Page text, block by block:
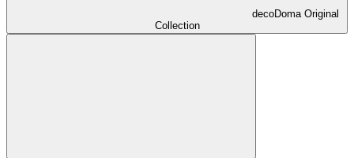
decoDoma Original
Collection